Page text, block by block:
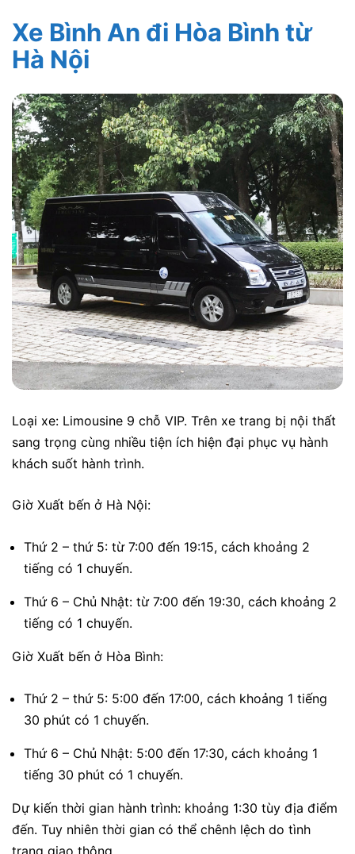
Xe Bình An đi Hòa Bình từ
Hà Nội
Loại xe: Limousine 9 chỗ VIP. Trên xe trang bị nội thất
sang trọng cùng nhiều tiện ích hiện đại phục vụ hành
khách suốt hành trình.
Giờ Xuất bến ở Hà Nội:
Thứ 2 – thứ 5: từ 7:00 đến 19:15, cách khoảng 2
tiếng có 1 chuyến.
Thứ 6 – Chủ Nhật: từ 7:00 đến 19:30, cách khoảng 2
tiếng có 1 chuyến.
Giờ Xuất bến ở Hòa Bình:
Thứ 2 – thứ 5: 5:00 đến 17:00, cách khoảng 1 tiếng
30 phút có 1 chuyến.
Thứ 6 – Chủ Nhật: 5:00 đến 17:30, cách khoảng 1
tiếng 30 phút có 1 chuyến.
Dự kiến thời gian hành trình: khoảng 1:30 tùy địa điểm
đến. Tuy nhiên thời gian có thể chênh lệch do tình
trạng giao thông.